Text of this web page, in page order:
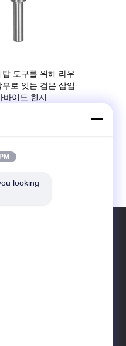
도구를 위해 라우
로 잇는 검은 삽입
바이드 힌지
looking